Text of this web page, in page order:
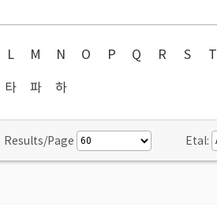
L M N O P Q R S T
타 파 하
Results/Page Etal: